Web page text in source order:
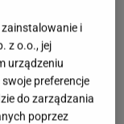
zainstalowanie i
z o.o., jej
urządzeniu
preferencje
do zarządzania
poprzez